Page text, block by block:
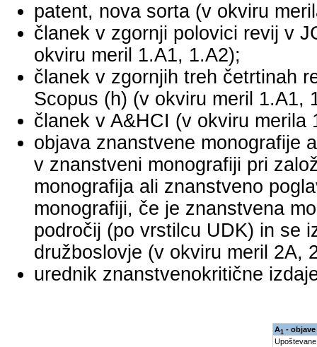
patent, nova sorta (v okviru
članek v zgornji polovici revij v
okviru meril 1.A1, 1.A2);
članek v zgornjih treh četrtinah
Scopus (h) (v okviru meril 1.A1,
članek v A&HCI (v okviru merila
objava znanstvene monografije
v znanstveni monografiji pri
monografija ali znanstveno
monografiji, če je znanstvena
področij (po vrstilcu UDK) in se
družboslovje (v okviru meril 2A,
urednik znanstvenokritične
A1 - objave